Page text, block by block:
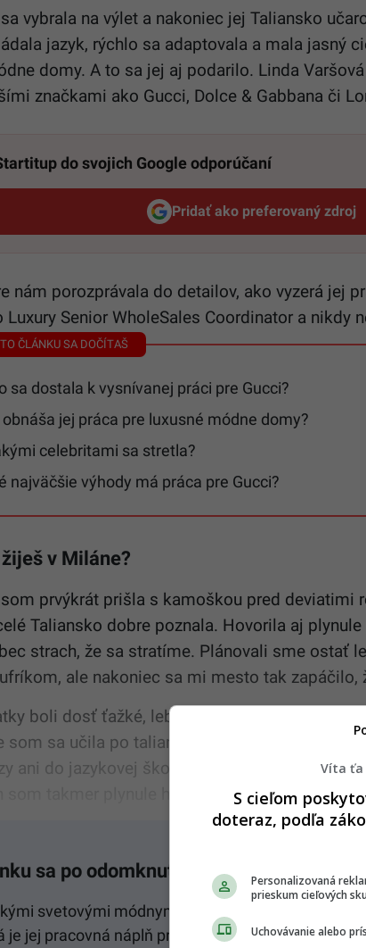
vybrala na výlet a nakoniec jej Taliansko
jazyk, rýchlo sa adaptovala a mala jasný
domy. A to sa jej aj podarilo. Linda
značkami ako Gucci, Dolce & Gabbana či
do svojich Google odporúčaní
Pridať ako preferovaný zdroj
Startitup, odkaz
nám porozprávala do detailov, ako vyzerá jej
Luxury Senior WholeSales Coordinator a nikdy
sa dostala k vysnívanej práci pre Gucci?
obnáša jej práca pre luxusné módne domy?
celebritami sa stretla?
najväčšie výhody má práca pre Gucci?
v Miláne?
prvýkrát prišla s kamoškou pred deviatimi
Taliansko dobre poznala. Hovorila aj
strach, že sa stratíme. Plánovali sme ostať
ale nakoniec sa mi mesto tak zapáčilo,
boli dosť ťažké, lebo som nevedela jazyk.
som sa učila po taliansky. Kúpila som si knihy,
ani do jazykovej školy. Nejako sa jazyk na
som takmer plynule hovorila po taliansky.
sa po odomknutí dozvieš
svetovými módnymi značkami spolupracuje
je jej pracovná náplň pre módny dom Gucci?
Víta
S cieľom
doteraz, podľa
Personalizovaná
prieskum cieľových
Uchovávanie alebo